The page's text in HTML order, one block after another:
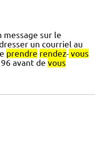
message sur le
un courriel au
prendre rendez- vous
avant de vous